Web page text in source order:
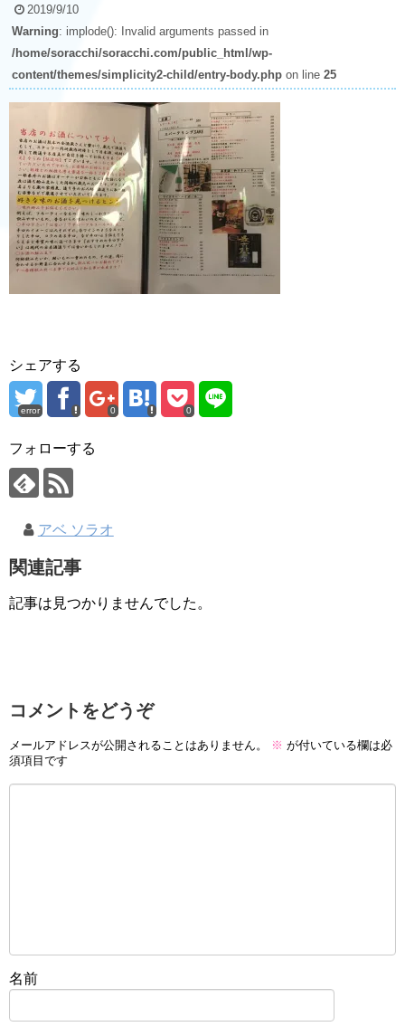
2019/9/10
Warning: implode(): Invalid arguments passed in
/home/soracchi/soracchi.com/public_html/wp-
content/themes/simplicity2-child/entry-body.php on line 25
シェアする
error 0 0
フォローする
アベ ソラオ
関連記事
記事は見つかりませんでした。
コメントをどうぞ
メールアドレスが公開されることはありません。 ※ が付いている欄は必
須項目です
名前